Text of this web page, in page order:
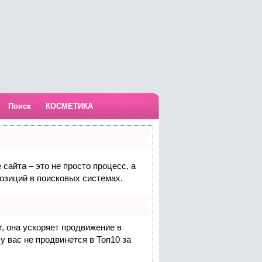
Поиск КОСМЕТИКА
– это не просто процесс, а
в поисковых системах.
, она ускоряет продвижение в
вас не продвинется в Топ10 за